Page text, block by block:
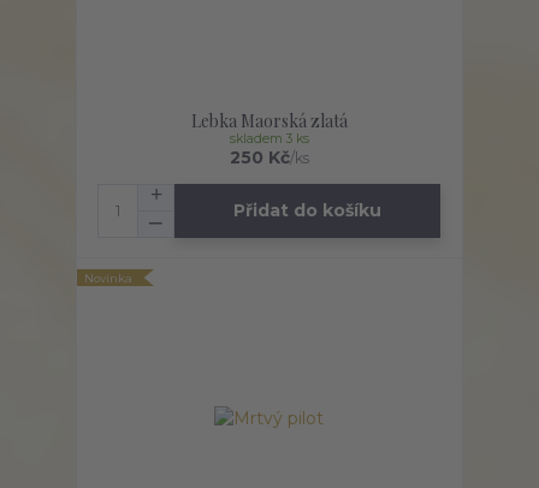
Lebka Maorská zlatá
250 Kč/ks
skladem 3 ks
Přidat do košíku
Novinka